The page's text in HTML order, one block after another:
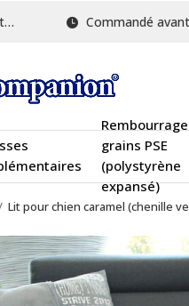
Rembourrage
grains PSE
(polystyrène
expansé)
Commandé avant
Lit pour chien caramel (chenille